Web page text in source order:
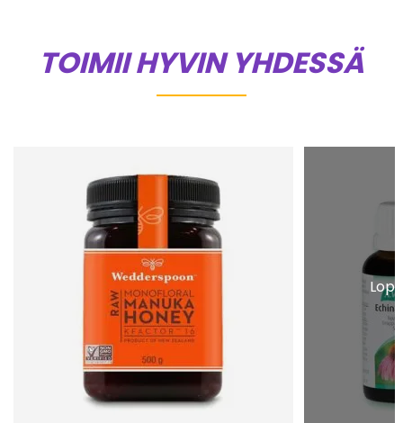
TOIMII HYVIN YHDESSÄ